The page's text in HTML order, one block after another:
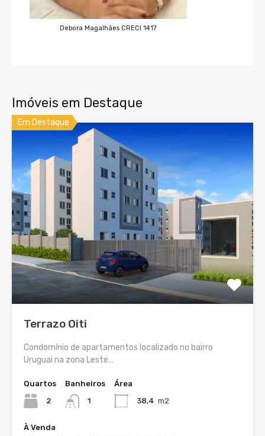
Debora Magalhães CRECI 1417
Imóveis em Destaque
Em Destaque
Terrazo Oiti
Condomínio de apartamentos localizado no bairro
Uruguai na zona Leste…
Quartos
2
Banheiros
1
Área
38,4 m2
À Venda